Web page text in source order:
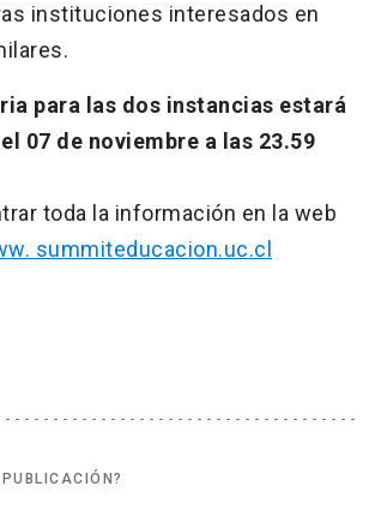
instituciones interesados en
para las dos instancias estará
07 de noviembre a las 23.59
toda la información en la web
summiteducacion.uc.cl